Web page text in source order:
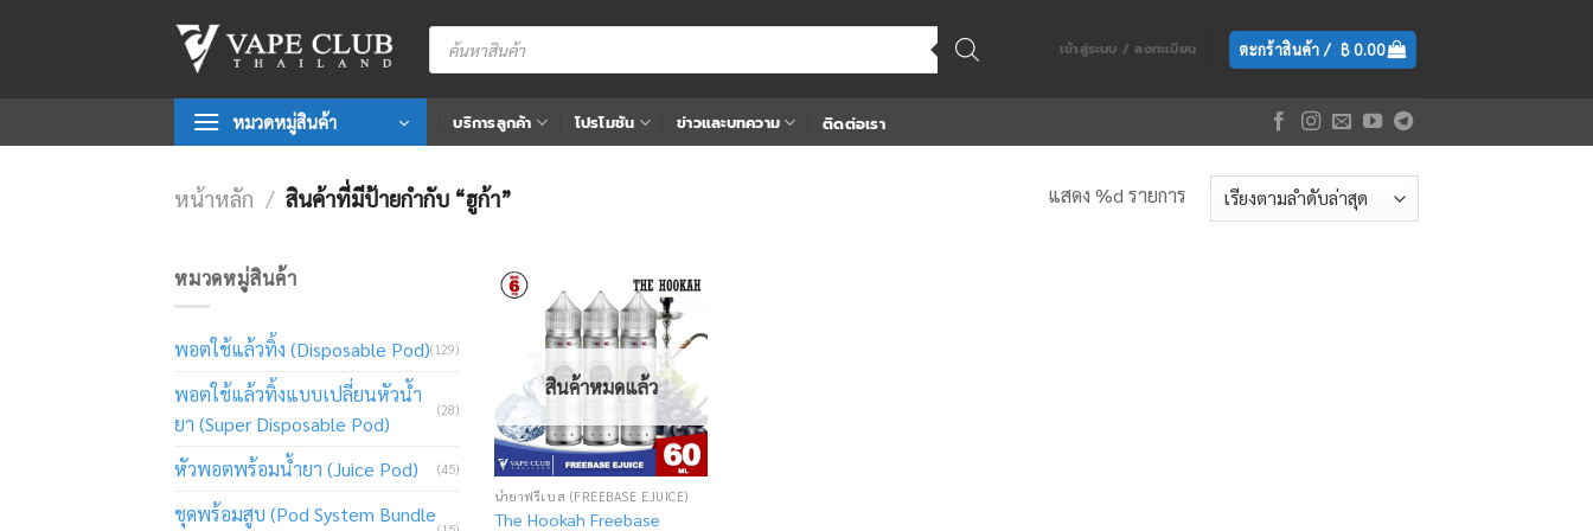
Products
search
เข้าสู่ระบบ / ลงทะเบียน ตะกร้าสินค้า / ฿0.00
หมวดหมู่สินค้า บริการลูกค้า โปรโมชัน ข่าวและบทความ ติดต่อเรา
หน้าหลัก / สินค้าที่มีป้ายกำกับ “ฮูก้า” แสดง %d รายการ
หมวดหมู่สินค้า
พอตใช้แล้วทิ้ง (Disposable Pod)(129)
พอตใช้แล้วทิ้งแบบเปลี่ยนหัวน้ำ
ยา (Super Disposable Pod)
(28)
หัวพอตพร้อมน้ำยา (Juice Pod) (45)
ชุดพร้อมสูบ (Pod System Bundle
Add
to
wishlist
สินค้าหมดแล้ว
น้ำยาฟรีเบส (FREEBASE EJUICE)
The Hookah Freebase